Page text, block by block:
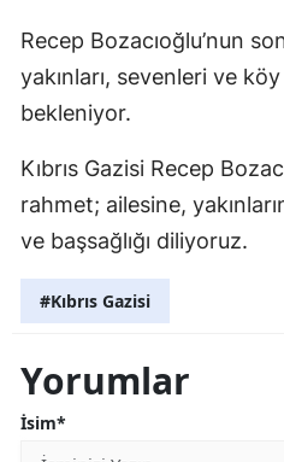
Recep Bozacıoğlu’nun
yakınları, sevenleri ve köy
bekleniyor.
Kıbrıs Gazisi Recep
rahmet; ailesine,
ve başsağlığı diliyoruz.
#Kıbrıs Gazisi
Yorumlar
İsim*